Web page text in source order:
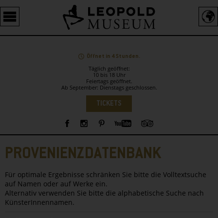
Barrierefreie
Bedienung
der
Öffnet in 4 Stunden.
Täglich geöffnet:
10 bis 18 Uhr
Feiertags geöffnet.
Ab September: Dienstags geschlossen.
TICKETS
Sidebar
PROVENIENZDATENBANK
Für optimale Ergebnisse schränken Sie bitte die Volltextsuche
auf Namen oder auf Werke ein.
Alternativ verwenden Sie bitte die alphabetische Suche nach
KünsterInnennamen.